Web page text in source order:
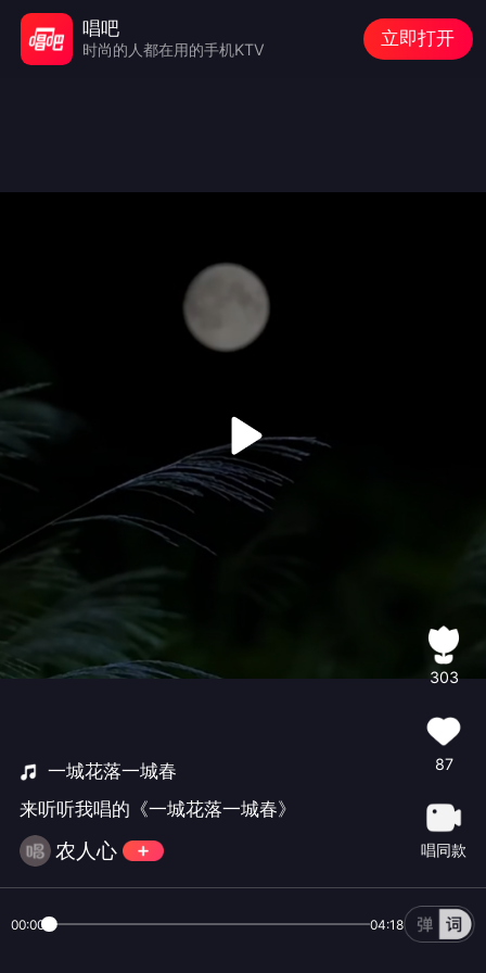
一城花落一城春
来听听我唱的《一城花落一城春》
农人心
303
87
唱同款
00:00 04:18
唱吧
时尚的人都在用的手机KTV
立即打开